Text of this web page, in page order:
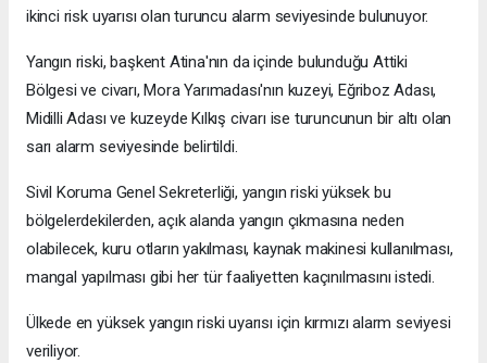
ikinci risk uyarısı olan turuncu alarm seviyesinde bulunuyor.
Yangın riski, başkent Atina'nın da içinde bulunduğu Attiki
Bölgesi ve civarı, Mora Yarımadası'nın kuzeyi, Eğriboz Adası,
Midilli Adası ve kuzeyde Kılkış civarı ise turuncunun bir altı olan
sarı alarm seviyesinde belirtildi.
Sivil Koruma Genel Sekreterliği, yangın riski yüksek bu
bölgelerdekilerden, açık alanda yangın çıkmasına neden
olabilecek, kuru otların yakılması, kaynak makinesi kullanılması,
mangal yapılması gibi her tür faaliyetten kaçınılmasını istedi.
Ülkede en yüksek yangın riski uyarısı için kırmızı alarm seviyesi
veriliyor.